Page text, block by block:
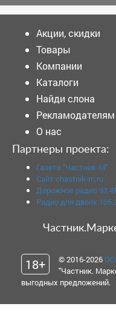
Акции, скидки
Товары
Компании
Каталоги
Найди слона
Рекламодателям
О нас
Партнеры проекта:
Газета "Частник-М"
Сайт chastnik-m.ru
Дорожное радио
Радио для двоих
18+ © 2016-2026
"Частник.
выгодных предложений.